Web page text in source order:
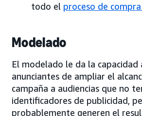
todo el proceso de
Modelado
El modelado le da la capacidad
anunciantes de ampliar el
campaña a audiencias que no
identificadores de publicidad,
probablemente generen el